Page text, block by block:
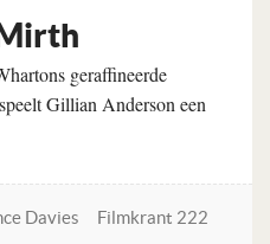
geraffineerde
Gillian Anderson een
Davies Filmkrant 222